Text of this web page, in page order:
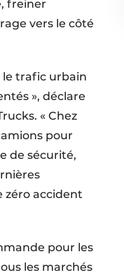
freiner
vers le côté
le trafic urbain
», déclare
« Chez
pour
de sécurité,
zéro accident
pour les
les marchés